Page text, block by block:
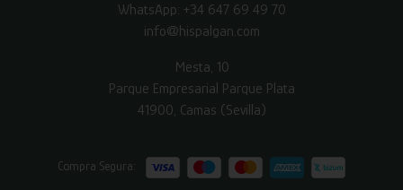
WhatsApp: +34 647 69 49 70
info@hispalgan.com
Mesta, 10
Parque Empresarial Parque Plata
41900, Camas (Sevilla)
Compra Segura: